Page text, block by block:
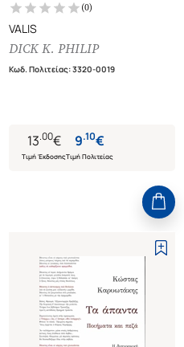
(0)
VALIS
DICK K. PHILIP
Κωδ. Πολιτείας:3320-0019
13.00€
Τιμή Έκδοσης
9.10€
Τιμή Πολιτείας